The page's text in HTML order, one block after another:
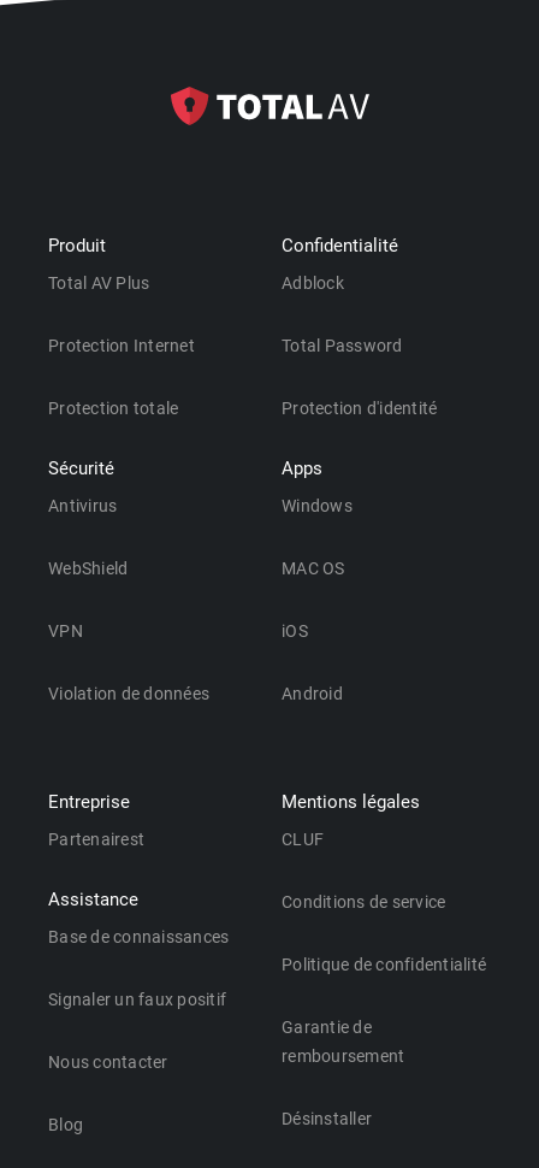
Produit
Total AV Plus
Protection Internet
Protection totale
Sécurité
Antivirus
WebShield
VPN
Violation de données
Confidentialité
Adblock
Total Password
Protection d'identité
Apps
Windows
MAC OS
iOS
Android
Entreprise
Partenairest
Assistance
Base de connaissances
Signaler un faux positif
Nous contacter
Blog
Mentions légales
CLUF
Conditions de service
Politique de confidentialité
Garantie de
remboursement
Désinstaller